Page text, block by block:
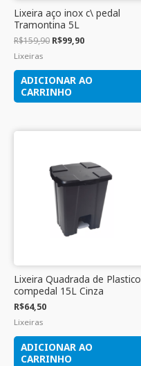
Lixeira aço inox c\ pedal
Tramontina 5L
R$159,90 R$99,90
Lixeiras
ADICIONAR AO
CARRINHO
Lixeira Quadrada de Plastico
compedal 15L Cinza
R$64,50
Lixeiras
ADICIONAR AO
CARRINHO